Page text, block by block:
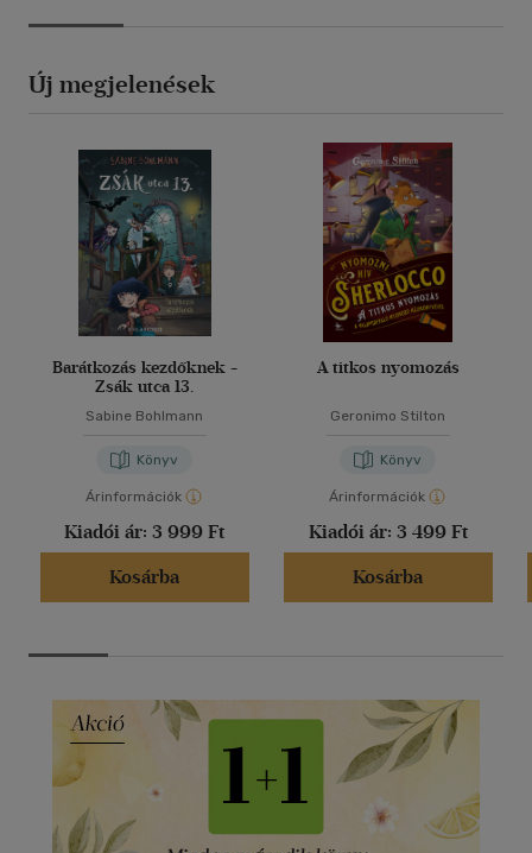
Új megjelenések
Barátkozás kezdőknek -
Zsák utca 13.
Sabine Bohlmann
Könyv
Árinformációk
Kiadói ár: 3 999 Ft
Kosárba
A titkos nyomozás
Geronimo Stilton
Könyv
Árinformációk
Kiadói ár: 3 499 Ft
Kosárba